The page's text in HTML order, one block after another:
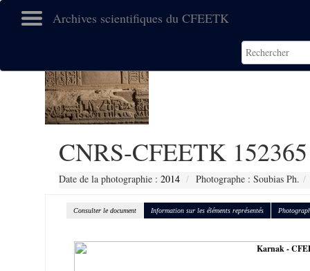
Archives scientifiques du CFEETK
CNRS-CFEETK 152365
Date de la photographie : 2014 Photographe : Soubias Ph.
Consulter le document Information sur les éléments représentés